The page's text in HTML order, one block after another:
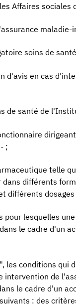
Affaires sociales
maladie-
soins de
d'avis en cas
de santé de
;
telle
différents
différents dosages
pour lesquelles
le cadre d'un
les conditions qui
intervention de
le cadre d'un
: des